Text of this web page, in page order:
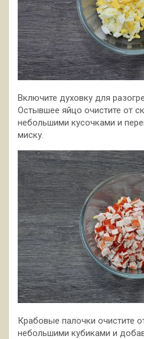
Включите духовку для
Остывшее яйцо очистите от
небольшими кусочками и
миску.
Крабовые палочки очистите
небольшими кубиками и